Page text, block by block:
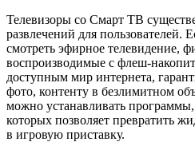
Телевизоры со Смарт ТВ
развлечений для
смотреть эфирное телевидение,
воспроизводимые с флеш-
доступным мир интернета,
фото, контенту в безлимитном
можно устанавливать
которых позволяет превратить
в игровую приставку.